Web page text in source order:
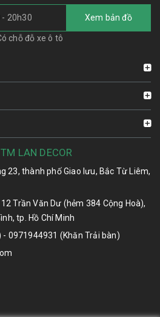
- 20h30 Xem bản đồ
chỗ đỗ xe ô tô
LAN DECOR
23, thành phố Giao lưu, Bắc Từ Liêm,
Trần Văn Dư (hẻm 384 Cộng Hoà),
tp. Hồ Chí Minh
- 0971944931 (Khăn Trải bàn)